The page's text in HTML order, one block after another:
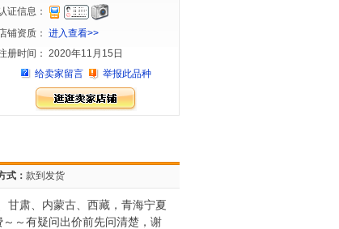
证信息：
铺资质： 进入查看>>
册时间： 2020年11月15日
给卖家留言
举报此品种
式： 款到发货
甘肃、内蒙古、西藏，青海宁夏
～有疑问出价前先问清楚，谢